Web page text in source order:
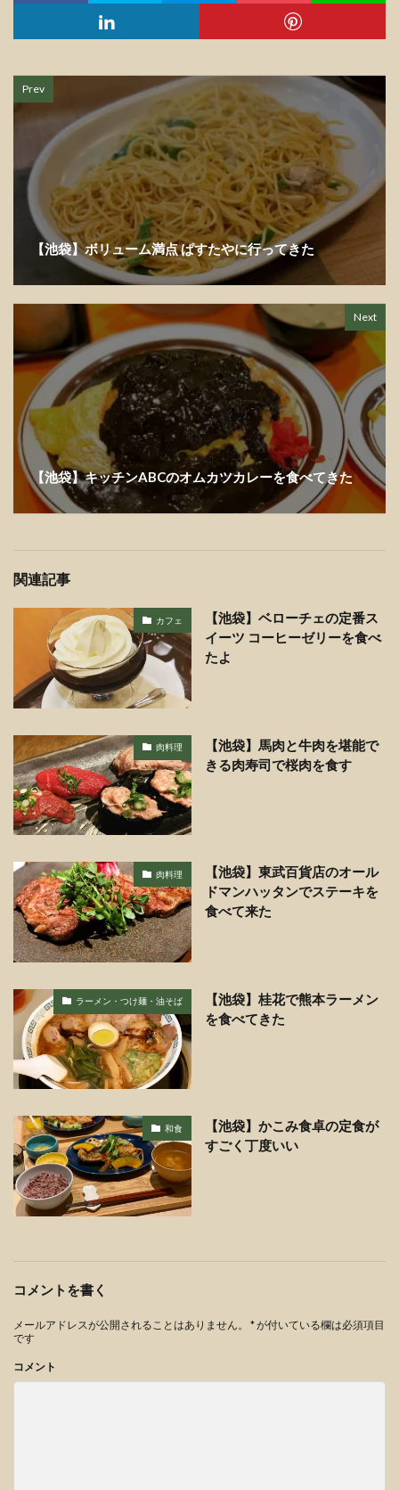
Prev
【池袋】ボリューム満点 ぱすたやに行ってきた
Next
【池袋】キッチンABCのオムカツカレーを食べてきた
関連記事
カフェ
【池袋】ベローチェの定番ス
イーツ コーヒーゼリーを食べ
たよ
肉料理
【池袋】馬肉と牛肉を堪能で
きる肉寿司で桜肉を食す
肉料理
【池袋】東武百貨店のオール
ドマンハッタンでステーキを
食べて来た
ラーメン・つけ麺・油そば
【池袋】桂花で熊本ラーメン
を食べてきた
和食
【池袋】かこみ食卓の定食が
すごく丁度いい
コメントを書く
メールアドレスが公開されることはありません。 *が付いている欄は必須項目
です
コメント